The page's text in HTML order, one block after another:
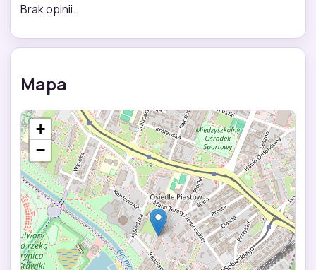
Brak opinii.
Mapa
+
−